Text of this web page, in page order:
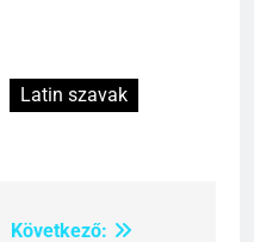
Latin szavak
Következő: